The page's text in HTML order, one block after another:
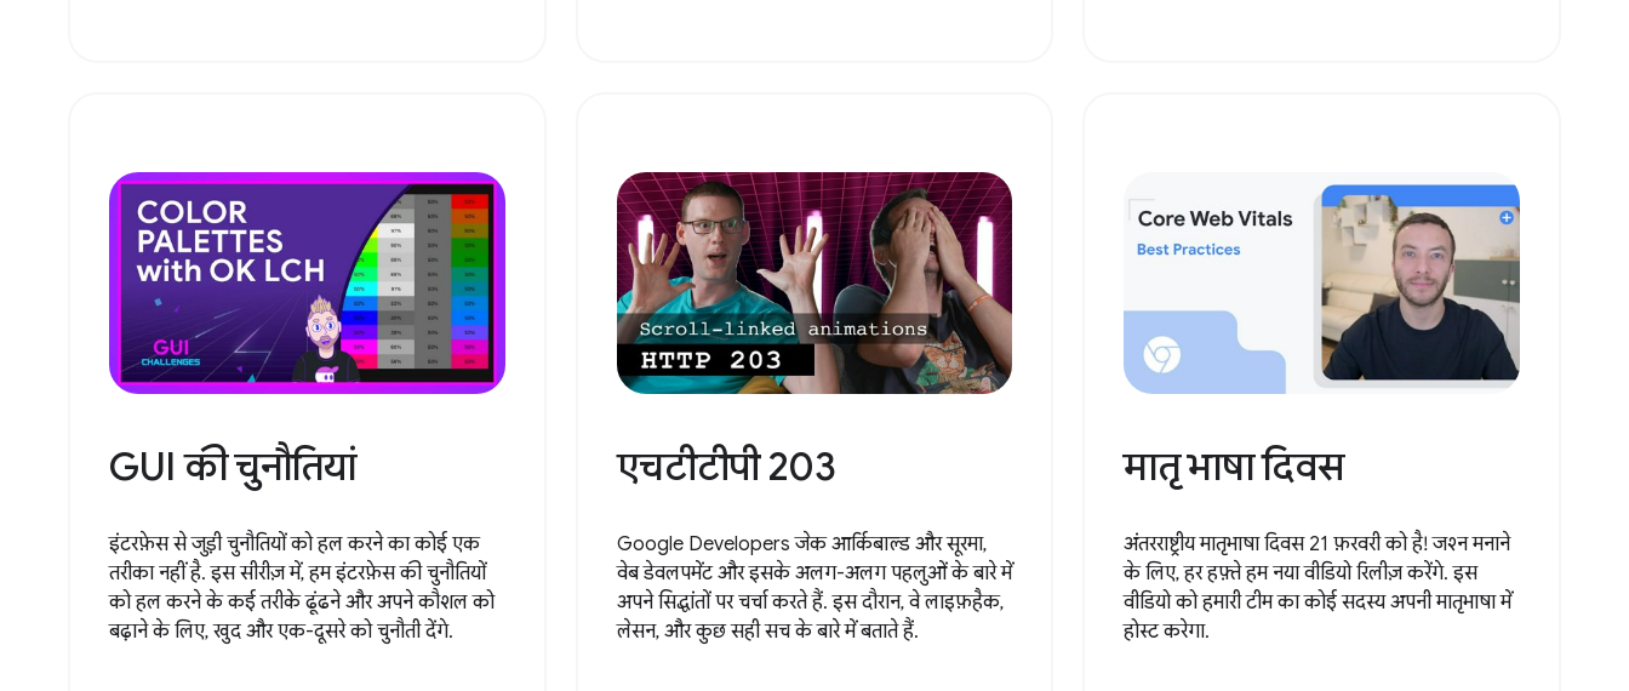
GUI की चुनौतियां
इंटरफ़ेस से जुड़ी चुनौतियों को हल करने का कोई एक
तरीका नहीं है. इस सीरीज़ में, हम इंटरफ़ेस की चुनौतियों
को हल करने के कई तरीके ढूंढने और अपने कौशल को
बढ़ाने के लिए, खुद और एक-दूसरे को चुनौती देंगे.
एचटीटीपी 203
Google Developers जेक आर्किबाल्ड और सूरमा,
वेब डेवलपमेंट और इसके अलग-अलग पहलुओं के बारे में
अपने सिद्धांतों पर चर्चा करते हैं. इस दौरान, वे लाइफ़हैक,
लेसन, और कुछ सही सच के बारे में बताते हैं.
मातृ भाषा दिवस
अंतरराष्ट्रीय मातृभाषा दिवस 21 फ़रवरी को है! जश्न मनाने
के लिए, हर हफ़्ते हम नया वीडियो रिलीज़ करेंगे. इस
वीडियो को हमारी टीम का कोई सदस्य अपनी मातृभाषा में
होस्ट करेगा.